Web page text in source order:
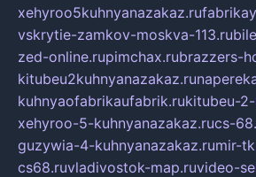
xehyroo5kuhnyanazakaz.ru
vskrytie-zamkov-moskva-113.ru
zed-online.rupimchax.rubrazzers-
kitubeu2kuhnyanazakaz.ru
kuhnyaofabrikaufabrik.rukitubeu-
xehyroo-5-kuhnyanazakaz.rucs-
guzywia-4-kuhnyanazakaz.rumir-
cs68.ruvladivostok-map.ruvideo-